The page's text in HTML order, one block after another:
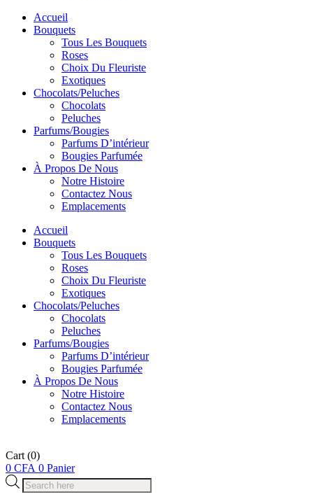
Accueil
Bouquets
Tous Les Bouquets
Roses
Choix Du Fleuriste
Exotiques
Chocolats/Peluches
Chocolats
Peluches
Parfums/Bougies
Parfums D’intérieur
Bougies Parfumée
À Propos De Nous
Notre Histoire
Contactez Nous
Emplacements
Accueil
Bouquets
Tous Les Bouquets
Roses
Choix Du Fleuriste
Exotiques
Chocolats/Peluches
Chocolats
Peluches
Parfums/Bougies
Parfums D’intérieur
Bougies Parfumée
À Propos De Nous
Notre Histoire
Contactez Nous
Emplacements
Cart (0)
0 CFA 0 Panier
Recherche
de